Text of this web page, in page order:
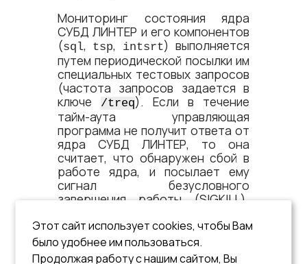
Мониторинг состояния ядра
СУБД ЛИНТЕР и его компонентов
(sql, tsp, intsrt) выполняется
путем периодической посылки им
специальных тестовых запросов
(частота запросов задается в
ключе
/treq). Если в течение
тайм-аута управляющая
программа не получит ответа от
ядра СУБД ЛИНТЕР, то она
считает, что обнаружен сбой в
работе ядра, и посылает ему
сигнал безусловного
завершения работы (SIGKILL).
повторно запущено, как и при
аварийном завершении.
Этот сайт использует cookies, чтобы Вам
было удобнее им пользоваться.
Продолжая работу с нашим сайтом, Вы